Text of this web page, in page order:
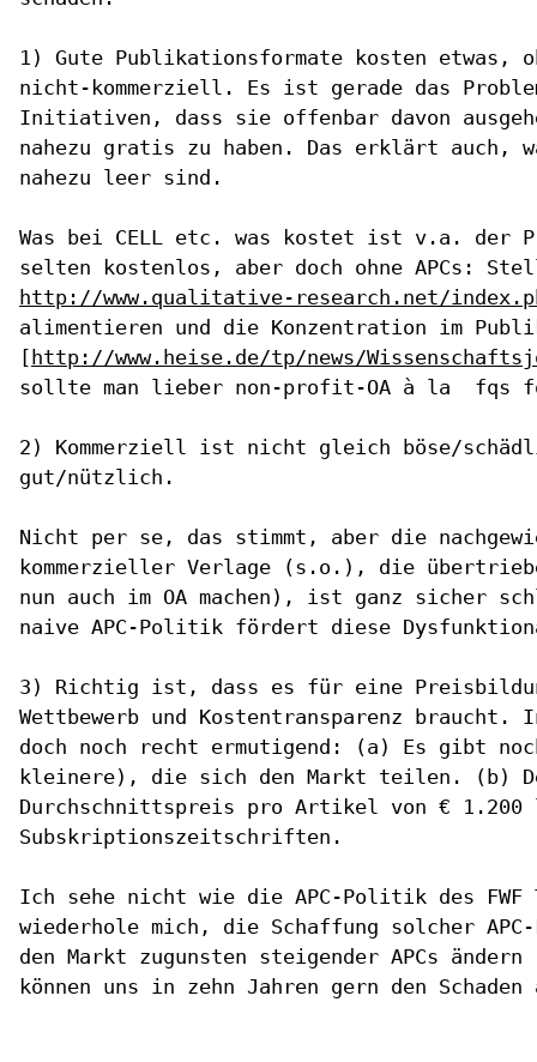
1) Gute Publikationsformate kosten etwas,
nicht-kommerziell. Es ist gerade das
Initiativen, dass sie offenbar davon
nahezu gratis zu haben. Das erklärt auch,
nahezu leer sind.
Was bei CELL etc. was kostet ist v.a. der
http://www.qualitative-research.net/
alimentieren und die Konzentration im
[http://www.heise.de/tp/news/
sollte man lieber non-profit-OA à la  fqs
2) Kommerziell ist nicht gleich böse/
gut/nützlich.
Nicht per se, das stimmt, aber die
kommerzieller Verlage (s.o.), die
nun auch im OA machen), ist ganz sicher
naive APC-Politik fördert diese
3) Richtig ist, dass es für eine
Wettbewerb und Kostentransparenz braucht.
doch noch recht ermutigend: (a) Es gibt
kleinere), die sich den Markt teilen. (b)
Durchschnittspreis pro Artikel von €
Subskriptionszeitschriften.
Ich sehe nicht wie die APC-Politik des
wiederhole mich, die Schaffung solcher
den Markt zugunsten steigender APCs
können uns in zehn Jahren gern den